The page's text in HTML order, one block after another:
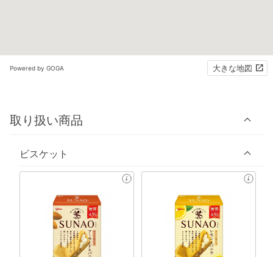
Powered by GOGA 大きな地図
取り扱い商品
ビスケット